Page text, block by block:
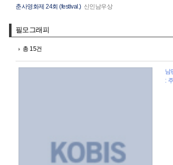
춘사영화제 24회 (festival.) 신인남우상
필모그래피
총 15건
남
: